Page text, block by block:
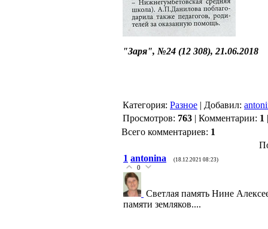
"Заря", №24 (12 308), 21.06.2018
Категория: Разное | Добавил:
Просмотров: 763 | Комментарии: 1
Всего комментариев: 1
1 antonina (18.12.2021 08:23)
0
Светлая память Нине
памяти земляков....